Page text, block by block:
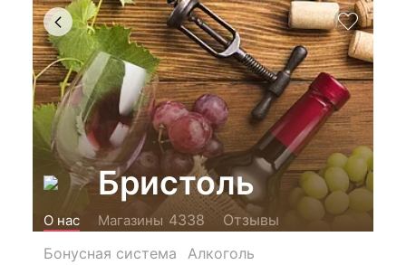
Бристоль
О нас Магазины 4338
Отзывы
Бонусная система
Алкоголь